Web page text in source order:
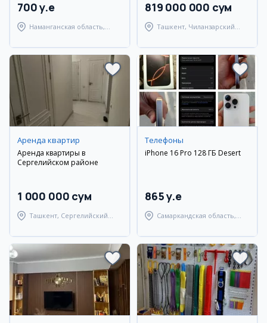
700 y.e
Наманганская область,
819 000 000 сум
Ташкент, Чиланзарский
Аренда квартир
Аренда квартиры в
Сергелийском районе
1 000 000 сум
Ташкент, Сергелийский
Телефоны
iPhone 16 Pro 128 ГБ Desert
865 y.e
Самаркандская область,